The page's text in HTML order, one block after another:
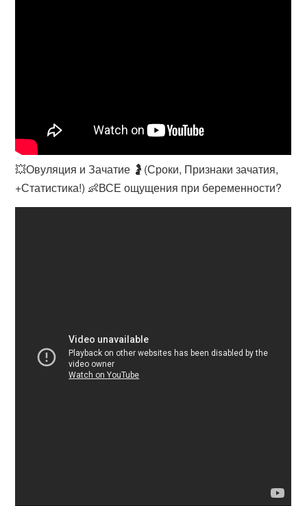
💥Овуляция и Зачатие 🤰(Сроки, Признаки зачатия,
+Статистика!) 👶ВСЕ ощущения при беременности?